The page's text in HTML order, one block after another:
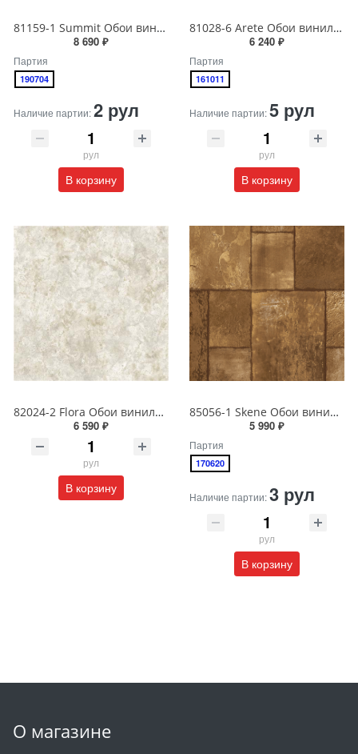
81159-1 Summit Обои виниловые на бумажной основе 1.06*15.5
8 690 ₽
Партия
190704
Наличие партии:2 рул
рул
В корзину
81028-6 Arete Обои виниловые на бумажной основе 1.06*15.6
6 240 ₽
Партия
161011
Наличие партии:5 рул
рул
В корзину
82024-2 Flora Обои виниловые на бумажной основе 1.06*15.6
6 590 ₽
рул
В корзину
85056-1 Skene Обои виниловые на бумажной основе 1.06*15.5
5 990 ₽
Партия
170620
Наличие партии:3 рул
рул
В корзину
О магазине